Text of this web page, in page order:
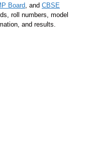
Board , and CBSE
roll numbers, model
and results.